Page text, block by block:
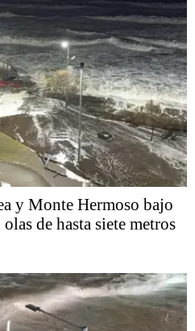
y Monte Hermoso bajo
de hasta siete metros